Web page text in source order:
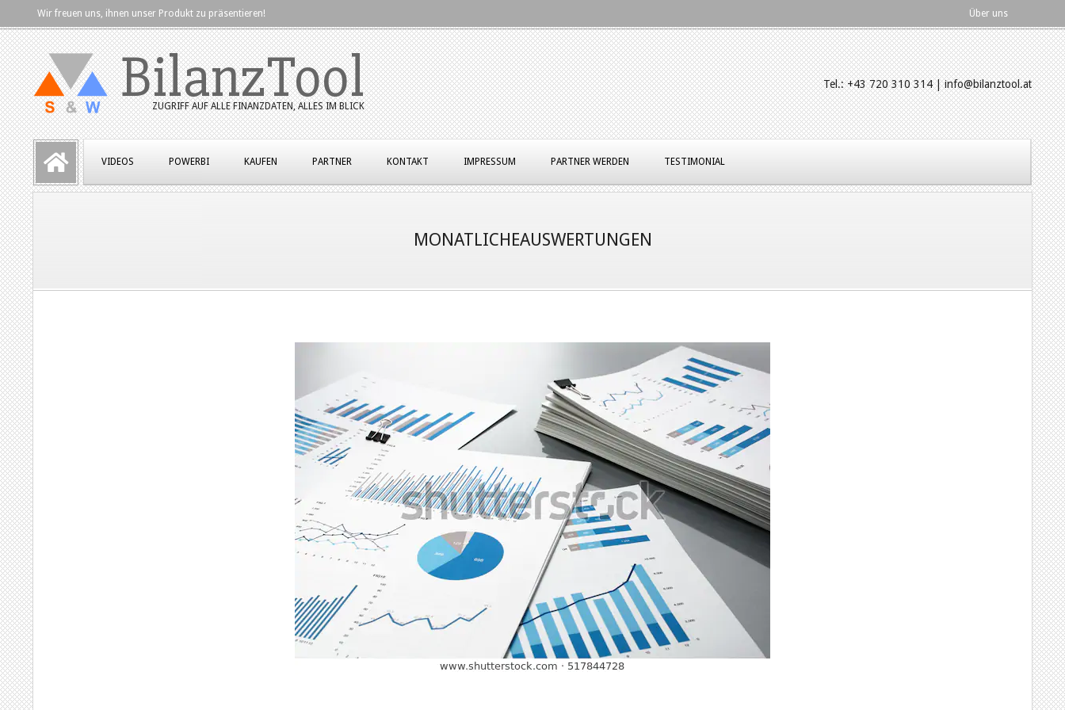
to
content
Wir freuen uns, ihnen unser Produkt zu präsentieren! Über uns
BilanzTool
ZUGRIFF AUF ALLE FINANZDATEN, ALLES IM BLICK
Tel.: +43 720 310 314 | info@bilanztool.at
Primary
Navigation
Menu
VIDEOS POWERBI KAUFEN PARTNER KONTAKT IMPRESSUM PARTNER WERDEN TESTIMONIAL
MONATLICHEAUSWERTUNGEN